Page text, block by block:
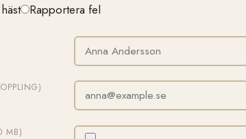
Rapportera fel
MB)